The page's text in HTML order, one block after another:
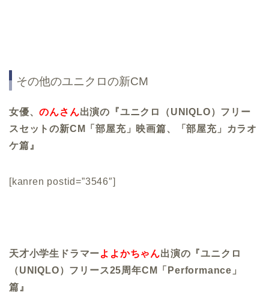
その他のユニクロの新CM
女優、のんさん出演の『ユニクロ（UNIQLO）フリー
スセットの新CM「部屋充」映画篇、「部屋充」カラオ
ケ篇』
[kanren postid=”3546″]
天才小学生ドラマーよよかちゃん出演の『ユニクロ
（UNIQLO）フリース25周年CM「Performance」
篇』